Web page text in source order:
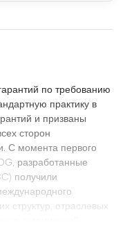
по требованию
практику в
и призваны
сторон
С момента первого
разработанные
получили
структур, отраслевых
банк.